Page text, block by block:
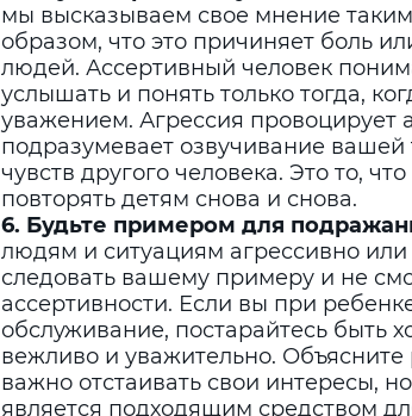
мы высказываем свое мнение
образом, что это причиняет боль
людей. Ассертивный человек
услышать и понять только тогда,
уважением. Агрессия провоцирует
подразумевает озвучивание
чувств другого человека. Это то,
повторять детям снова и снова.
6. Будьте примером для
людям и ситуациям агрессивно
следовать вашему примеру и не
ассертивности. Если вы при
обслуживание, постарайтесь быть
вежливо и уважительно. Объясните
важно отстаивать свои интересы,
является подходящим средством